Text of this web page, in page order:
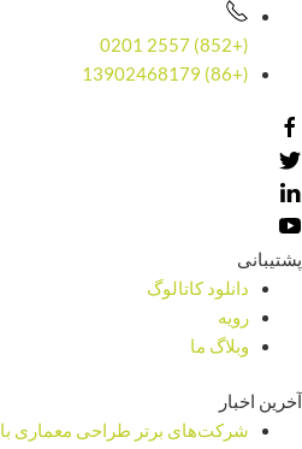
(+852) 2557 0201
(+86) 13902468179
پشتیبانی
دانلود کاتالوگ
رویه
وبلاگ ما
آخرین اخبار
شرکت‌های برتر طراحی معماری با RJ Models همکاری کردند